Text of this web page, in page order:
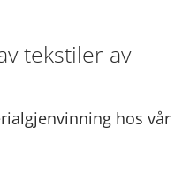
tekstiler av
hos vår